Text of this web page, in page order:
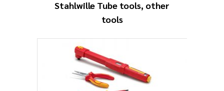
Stahlwille Tube tools, other
tools